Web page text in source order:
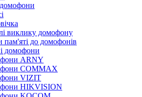
виклику домофону
пам'яті до домофонів
домофони
ARNY
COMMAX
VIZIT
HIKVISION